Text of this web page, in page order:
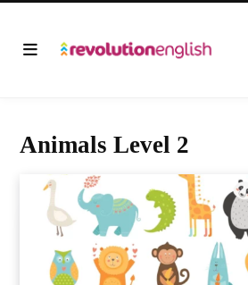
Animals Level 2